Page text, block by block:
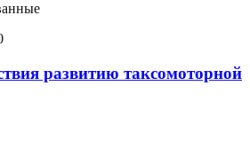
развитию таксомоторной